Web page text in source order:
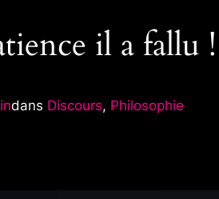
il a fallu !
dans Discours, Philosophie